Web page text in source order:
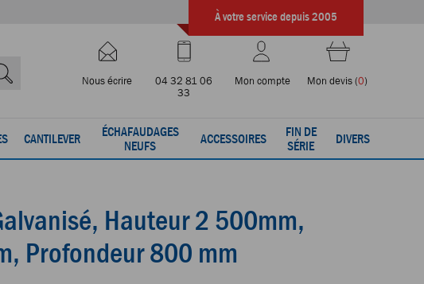
À votre service depuis 2005
Nous écrire
04 32 81 06
33
Mon compte Mon devis(0)
CANTILEVER
ÉCHAFAUDAGES
NEUFS
ACCESSOIRES
FIN DE
SÉRIE
DIVERS
Hauteur 2 500mm,
Profondeur 800 mm